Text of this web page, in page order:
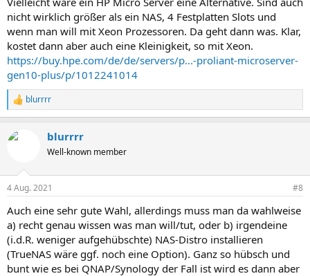
nicht wirklich größer als ein NAS, 4 Festplatten Slots und
wenn man will mit Xeon Prozessoren. Da geht dann was. Klar,
kostet dann aber auch eine Kleinigkeit, so mit Xeon.
https://buy.hpe.com/de/de/servers/p...-proliant-microserver-
gen10-plus/p/1012241014
R
e
k
e
:
blurrrr
blurrrr
Well-known member
4 Aug. 2021 #8
Auch eine sehr gute Wahl, allerdings muss man da wahlweise
a) recht genau wissen was man will/tut, oder b) irgendeine
(i.d.R. weniger aufgehübschte) NAS-Distro installieren
(TrueNAS wäre ggf. noch eine Option). Ganz so hübsch und
bunt wie es bei QNAP/Synology der Fall ist wird es dann aber